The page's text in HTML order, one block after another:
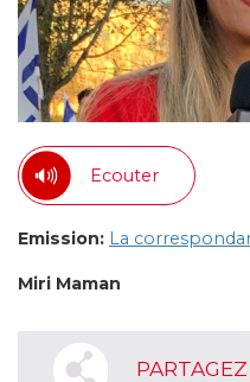
Ecouter
Emission: La
Miri Maman
PARTAGEZ